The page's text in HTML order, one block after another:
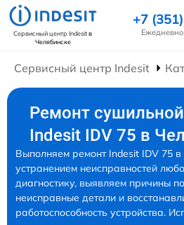
Сервисный центр Indesitв
Челябинске
+7
Сервисный центр Indesit
Ремонт
Indesit IDV 75 в
Выполняем ремонт Indesit IDV 75 в
устранением неисправностей
диагностику, выявляем причины
неисправные детали и
работоспособность устройства.